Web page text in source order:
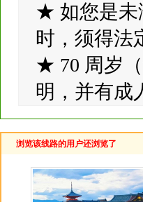
★ 如您是未
时，须得法
★ 70 周岁
明，并有成
浏览该线路的用户还浏览了